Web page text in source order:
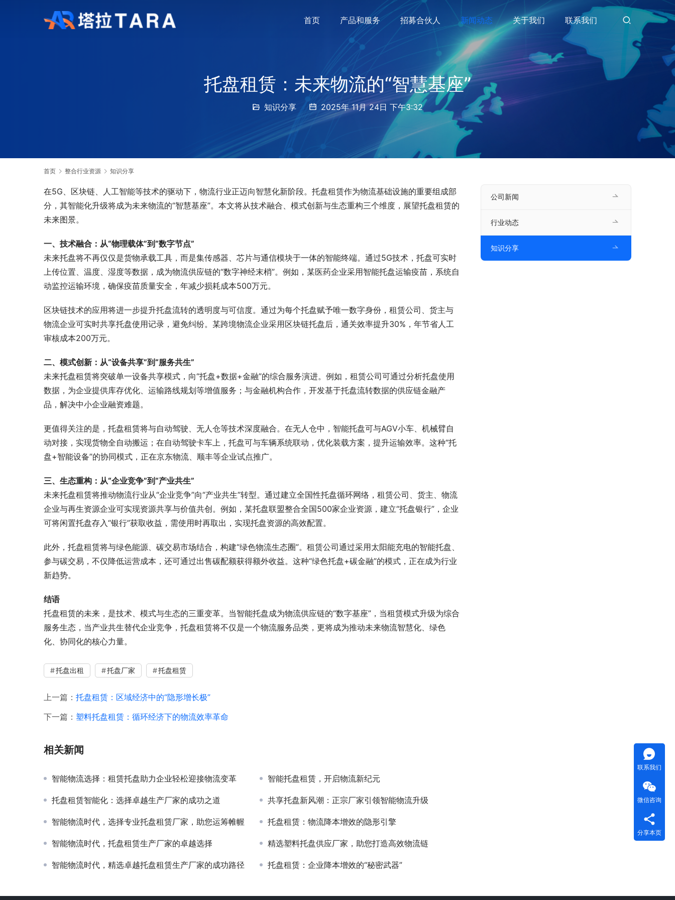
首页 产品和服务 招募合伙人 新闻动态 关于我们 联系我们
托盘租赁：未来物流的“智慧基座”
知识分享 2025年 11月 24日 下午3:32
首页 整合行业资源 知识分享
在5G、区块链、人工智能等技术的驱动下，物流行业正迈向智慧化新阶段。托盘租赁作为物流基础设施的重要组成部
分，其智能化升级将成为未来物流的“智慧基座”。本文将从技术融合、模式创新与生态重构三个维度，展望托盘租赁的
未来图景。
一、技术融合：从“物理载体”到“数字节点”
未来托盘将不再仅仅是货物承载工具，而是集传感器、芯片与通信模块于一体的智能终端。通过5G技术，托盘可实时
上传位置、温度、湿度等数据，成为物流供应链的“数字神经末梢”。例如，某医药企业采用智能托盘运输疫苗，系统自
动监控运输环境，确保疫苗质量安全，年减少损耗成本500万元。
区块链技术的应用将进一步提升托盘流转的透明度与可信度。通过为每个托盘赋予唯一数字身份，租赁公司、货主与
物流企业可实时共享托盘使用记录，避免纠纷。某跨境物流企业采用区块链托盘后，通关效率提升30%，年节省人工
审核成本200万元。
二、模式创新：从“设备共享”到“服务共生”
未来托盘租赁将突破单一设备共享模式，向“托盘+数据+金融”的综合服务演进。例如，租赁公司可通过分析托盘使用
数据，为企业提供库存优化、运输路线规划等增值服务；与金融机构合作，开发基于托盘流转数据的供应链金融产
品，解决中小企业融资难题。
更值得关注的是，托盘租赁将与自动驾驶、无人仓等技术深度融合。在无人仓中，智能托盘可与AGV小车、机械臂自
动对接，实现货物全自动搬运；在自动驾驶卡车上，托盘可与车辆系统联动，优化装载方案，提升运输效率。这种“托
盘+智能设备”的协同模式，正在京东物流、顺丰等企业试点推广。
三、生态重构：从“企业竞争”到“产业共生”
未来托盘租赁将推动物流行业从“企业竞争”向“产业共生”转型。通过建立全国性托盘循环网络，租赁公司、货主、物流
企业与再生资源企业可实现资源共享与价值共创。例如，某托盘联盟整合全国500家企业资源，建立“托盘银行”，企业
可将闲置托盘存入“银行”获取收益，需使用时再取出，实现托盘资源的高效配置。
此外，托盘租赁将与绿色能源、碳交易市场结合，构建“绿色物流生态圈”。租赁公司通过采用太阳能充电的智能托盘、
参与碳交易，不仅降低运营成本，还可通过出售碳配额获得额外收益。这种“绿色托盘+碳金融”的模式，正在成为行业
新趋势。
结语
托盘租赁的未来，是技术、模式与生态的三重变革。当智能托盘成为物流供应链的“数字基座”，当租赁模式升级为综合
服务生态，当产业共生替代企业竞争，托盘租赁将不仅是一个物流服务品类，更将成为推动未来物流智慧化、绿色
化、协同化的核心力量。
托盘出租 托盘厂家 托盘租赁
上一篇： 托盘租赁：区域经济中的“隐形增长极”
下一篇： 塑料托盘租赁：循环经济下的物流效率革命
相关新闻
智能物流选择：租赁托盘助力企业轻松迎接物流变革 智能托盘租赁，开启物流新纪元
托盘租赁智能化：选择卓越生产厂家的成功之道 共享托盘新风潮：正宗厂家引领智能物流升级
智能物流时代，选择专业托盘租赁厂家，助您运筹帷幄 托盘租赁：物流降本增效的隐形引擎
智能物流时代，托盘租赁生产厂家的卓越选择 精选塑料托盘供应厂家，助您打造高效物流链
智能物流时代，精选卓越托盘租赁生产厂家的成功路径 托盘租赁：企业降本增效的“秘密武器”
公司新闻
行业动态
知识分享
联系我们
微信咨询
分享本页